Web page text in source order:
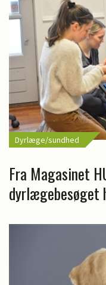
Dyrlæge/sundhed
Fra Magasinet
dyrlægebesøget